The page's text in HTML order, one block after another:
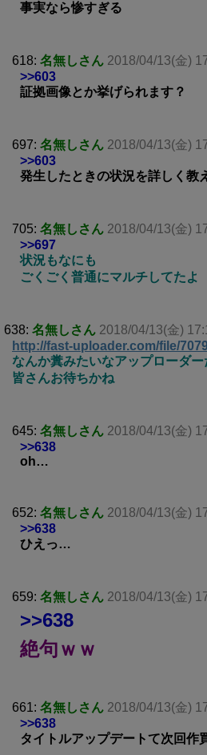
事実なら惨すぎる
618: 名無しさん 2018/04/13(金)
>>603
証拠画像とか挙げられます？
697: 名無しさん 2018/04/13(金)
>>603
発生したときの状況を詳しく教
705: 名無しさん 2018/04/13(金)
>>697
状況もなにも
ごくごく普通にマルチしてたよ
638: 名無しさん 2018/04/13(金)
http://fast-uploader.com/file/
なんか糞みたいなアップローダー
皆さんお待ちかね
645: 名無しさん 2018/04/13(金)
>>638
oh…
652: 名無しさん 2018/04/13(金)
>>638
ひえっ…
659: 名無しさん 2018/04/13(金)
>>638
絶句ｗｗ
661: 名無しさん 2018/04/13(金)
>>638
タイトルアップデートて次回作